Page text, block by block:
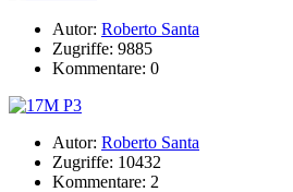
Autor: Roberto Santa
Zugriffe: 9885
Kommentare: 0
Autor: Roberto Santa
Zugriffe: 10432
Kommentare: 2